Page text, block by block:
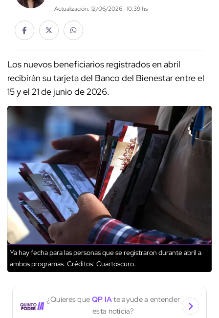
Actualización: 12/06/2026 · 10:39 hs
Los nuevos beneficiarios registrados en abril
recibirán su tarjeta del Banco del Bienestar entre el
15 y el 21 de junio de 2026.
Ya hay fecha para las personas que se registraron durante abril a
ambos programas. Créditos: Cuartoscuro.
¿Quieres que QP IAte ayude a entender
esta noticia?